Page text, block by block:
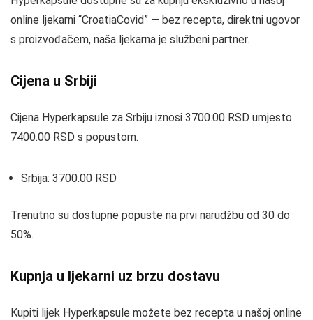
online ljekarni “CroatiaCovid” — bez recepta, direktni ugovor
s proizvođačem, naša ljekarna je službeni partner.
Cijena u Srbiji
Cijena Hyperkapsule za Srbiju iznosi 3700.00 RSD umjesto
7400.00 RSD s popustom.
Srbija: 3700.00 RSD
Trenutno su dostupne popuste na prvi narudžbu od 30 do
50%.
Kupnja u ljekarni uz brzu dostavu
Kupiti lijek Hyperkapsule možete bez recepta u našoj online